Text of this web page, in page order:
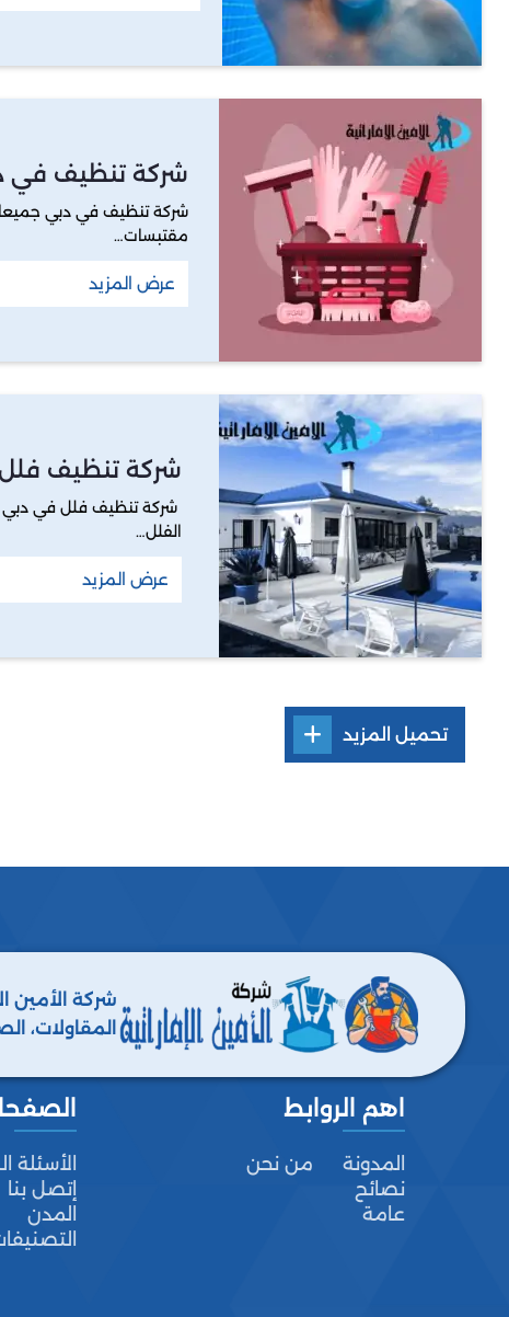
شركة تنظيف في
شركة تنظيف في دبي
مقتبسات…
عرض المزيد
شركة تنظيف
شركة تنظيف فلل في
الفلل…
عرض المزيد
تحميل المزيد
شركة الأمين
المقاولات،
اهم الروابط
المدونة
من نحن
نصائح
عامة
الأسئلة
إتصل بنا
المدن